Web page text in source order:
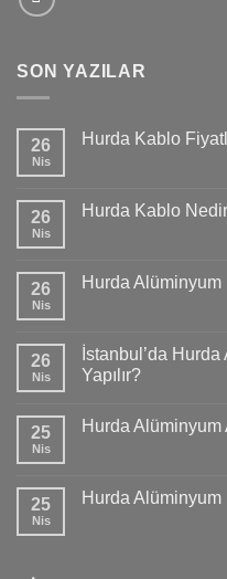
SON YAZILAR
26
Nis
Hurda Kablo
26
Nis
Hurda Kablo
26
Nis
Hurda Alüminyum
26
Nis
İstanbul’da Hurda
Yapılır?
25
Nis
Hurda
25
Nis
Hurda